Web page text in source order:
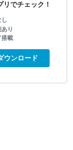
リでチェック！
し
り
搭載
ウンロード